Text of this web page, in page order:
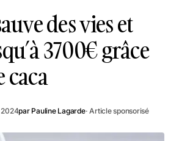
des vies et
3700€ grâce
caca
par Pauline Lagarde· Article sponsorisé